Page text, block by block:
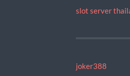
slot server
joker388